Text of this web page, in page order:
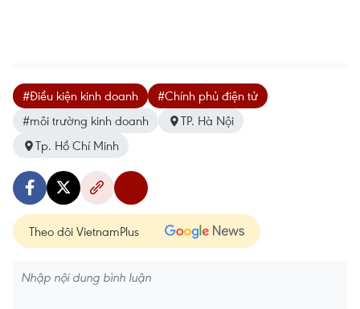
#Điều kiện kinh doanh
#Chính phủ điện tử
#môi trường kinh doanh
TP. Hà Nội
Tp. Hồ Chí Minh
Theo dõi VietnamPlus